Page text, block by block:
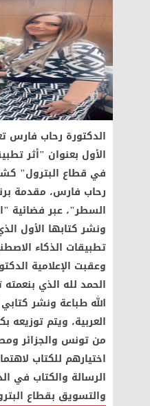
الدكتورة رحاب فارس
الأول بعنوان "أثر
في قطاع البترول"
رحاب فارس، مقدمة
السطر"، عبر فضائية
ونشر كتابها الأول
تطبيقات الذكاء
وعقبت الإعلامية
الحمد لله الذي
الله طباعة ونشر
العربية، ويتم توزيعه
من تونس والجزائر
اختيارهم للكتاب
الرسالة والكتاب في
والتسويق بقطاع